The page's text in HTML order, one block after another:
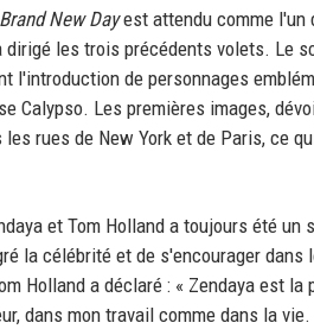
New Dayest attendu comme l'un
les trois précédents volets. Le
l'introduction de personnages
Calypso. Les premières images,
rues de New York et de Paris, ce
et Tom Holland a toujours été
la célébrité et de s'encourager
Holland a déclaré : « Zendaya est
dans mon travail comme dans la